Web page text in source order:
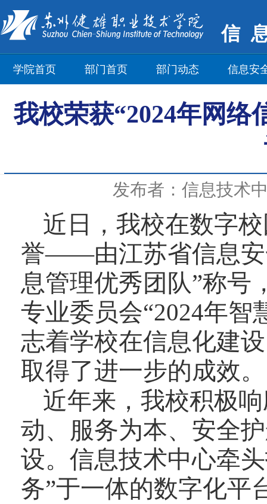
信
学院首页 部门首页 部门动态 信息安
我校荣获“2024年网络
发布者：信息技术
近日，我校在数字
誉——由江苏省信息安
息管理优秀团队”称号
专业委员会“2024年智
志着学校在信息化建
取得了进一步的成效。
近年来，我校积极
动、服务为本、安全
设。信息技术中心牵
务”于一体的数字化平